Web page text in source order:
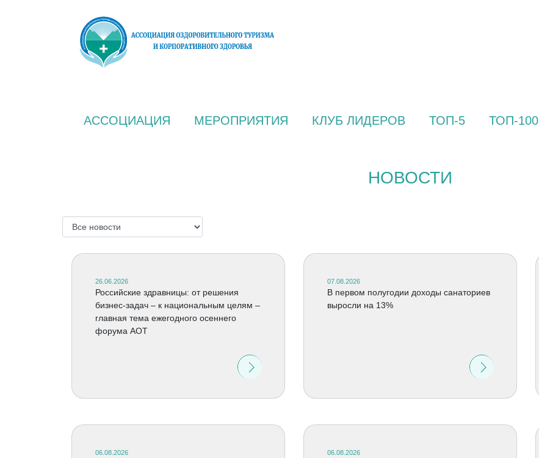
АССОЦИАЦИЯ МЕРОПРИЯТИЯ КЛУБ ЛИДЕРОВ ТОП-5 ТОП-100
НОВОСТИ
26.06.2026
Российские здравницы: от решения
бизнес-задач – к национальным целям –
главная тема ежегодного осеннего
форума АОТ
07.08.2026
В первом полугодии доходы санаториев
выросли на 13%
06.08.2026 06.08.2026